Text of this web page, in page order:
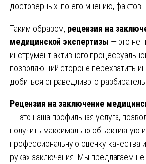
достоверных, по его мнению, фактов.
Таким образом, рецензия на
медицинской экспертизы — это не
инструмент активного
позволяющий стороне перехватить
добиться справедливого
Рецензия на заключение
— это наша профильная услуга,
получить максимально объективную и
профессиональную оценку качества
руках заключения. Мы предлагаем не